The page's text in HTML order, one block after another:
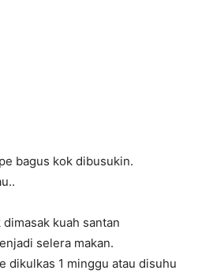
bagus kok dibusukin.
kuah santan
selera makan.
dikulkas 1 minggu atau disuhu